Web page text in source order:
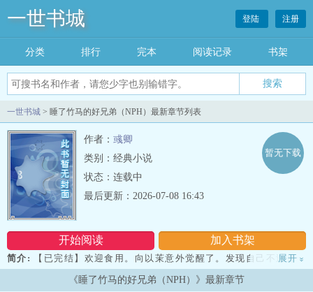
一世书城 登陆 注册
分类 排行 完本 阅读记录 书架
一世书城 > 睡了竹马的好兄弟（NPH）最新章节列表
作者： 彧卿
类别：经典小说
状态：连载中
开始阅读 加入书架
暂无下载
最后更新：2026-07-08 16:43
简介:
【已完结】欢迎食用。向以茉意外觉醒了。发现自己不过是一
个，男女主之间的感情调和剂，将炮灰女配的角色尽职尽责。并且，
还被告知即将命不久矣？如果要想活命，就得必须攻略男主那几个好
展开 »
《睡了竹马的好兄弟（NPH）》最新章节